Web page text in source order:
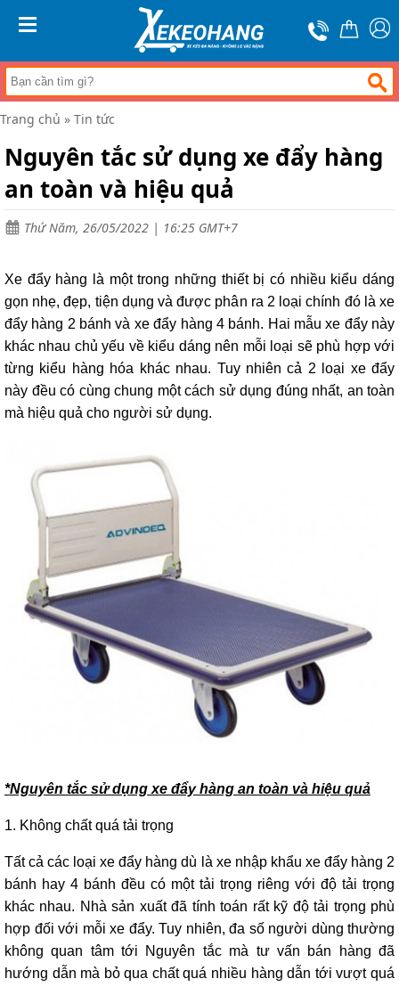
Trang
chủ
Xe
đẩy
hàng
Xe
tay
Bánh
xe
đẩy
tức
Liên
Trang chủ » Tin tức
Nguyên tắc sử dụng xe đẩy hàng
an toàn và hiệu quả
Thứ Năm, 26/05/2022 | 16:25 GMT+7
Xe đẩy hàng là một trong những thiết bị có nhiều kiểu dáng
gọn nhẹ, đẹp, tiện dụng và được phân ra 2 loại chính đó là xe
đẩy hàng 2 bánh và xe đẩy hàng 4 bánh. Hai mẫu xe đẩy này
khác nhau chủ yếu về kiểu dáng nên mỗi loại sẽ phù hợp với
từng kiểu hàng hóa khác nhau. Tuy nhiên cả 2 loại xe đẩy
này đều có cùng chung một cách sử dụng đúng nhất, an toàn
mà hiệu quả cho người sử dụng.
*Nguyên tắc sử dụng xe đẩy hàng an toàn và hiệu quả
1. Không chất quá tải trọng
Tất cả các loại xe đẩy hàng dù là xe nhập khẩu xe đẩy hàng 2
bánh hay 4 bánh đều có một tải trọng riêng với độ tải trọng
khác nhau. Nhà sản xuất đã tính toán rất kỹ độ tải trọng phù
hợp đối với mỗi xe đẩy. Tuy nhiên, đa số người dùng thường
không quan tâm tới Nguyên tắc mà tư vấn bán hàng đã
hướng dẫn mà bỏ qua chất quá nhiều hàng dẫn tới vượt quá